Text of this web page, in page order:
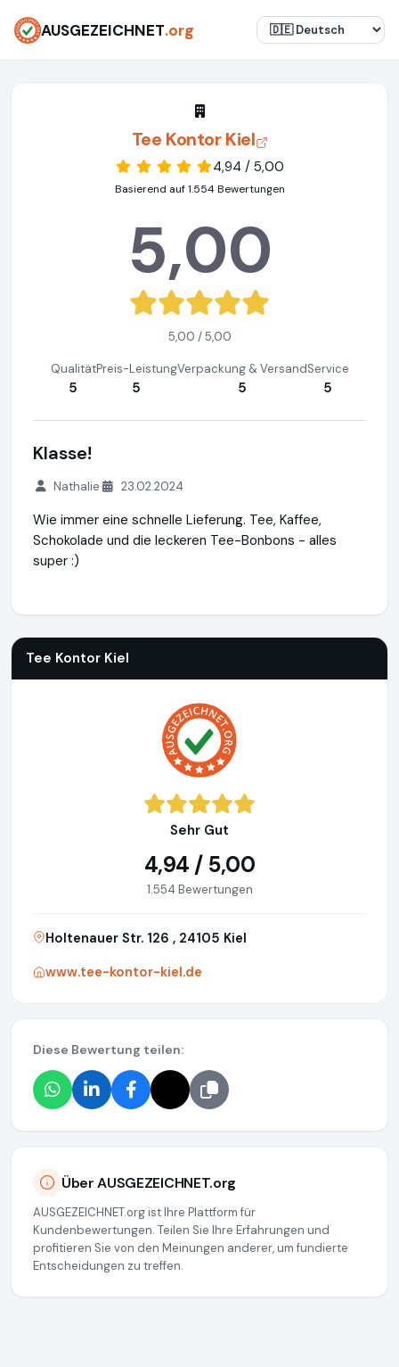
AUSGEZEICHNET.org
Tee Kontor Kiel
4,94 / 5,00
Basierend auf 1.554 Bewertungen
5,00
5,00 / 5,00
Qualität
5
Preis-Leistung
5
Verpackung & Versand
5
Service
5
Klasse!
Nathalie 23.02.2024
Wie immer eine schnelle Lieferung. Tee, Kaffee,
Schokolade und die leckeren Tee-Bonbons - alles
super :)
Tee Kontor Kiel
Sehr Gut
4,94 / 5,00
1.554 Bewertungen
Holtenauer Str. 126 , 24105 Kiel
www.tee-kontor-kiel.de
Diese Bewertung teilen:
Über AUSGEZEICHNET.org
AUSGEZEICHNET.org ist Ihre Plattform für
Kundenbewertungen. Teilen Sie Ihre Erfahrungen und
profitieren Sie von den Meinungen anderer, um fundierte
Entscheidungen zu treffen.